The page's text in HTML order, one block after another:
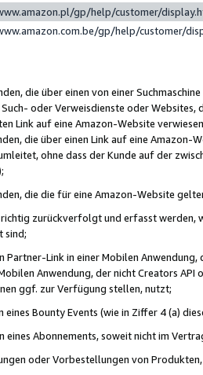
gp/help/customer/
gp/help/customer/
die über einen von einer
oder Verweisdienste oder Websites,
Link auf eine Amazon-Website
die über einen Link auf eine
ohne dass der Kunde auf der
die die für eine Amazon-Website
zurückverfolgt und erfasst werden,
sind;
Partner-Link in einer Mobilen
Anwendung, der nicht Creators
ggf. zur Verfügung stellen, nutzt;
eines Bounty Events (wie in Ziffer 4 (a)
eines Abonnements, soweit nicht im
oder Vorbestellungen von